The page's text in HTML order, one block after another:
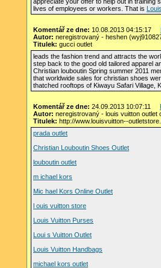
lives of employees or workers. That is
Komentář ze dne: 10.08.2013 04:15:17
Autor: neregistrovaný - heshen
Titulek: gucci outlet
leads the fashion trend and attracts the
step back to the good old tailored apparel
Christian louboutin Spring summer 2011
that worldwide sales for christian shoes
thatched rooftops of Kiwayu Safari Village,
Komentář ze dne: 24.09.2013 10:07:11
Autor: neregistrovaný - louis vuitton outlet
Titulek: http://www.louisvuitton--
prada outlet
Christian Louboutin Shoes Outlet
louboutin outlet
m ichael kors
Mic hael Kors Online Outlet
l ouis vuitton store
Louis Vuitton Purses
Loui s Vuitton Outlet
Louis Vuitton Handbags
michael kors outlet